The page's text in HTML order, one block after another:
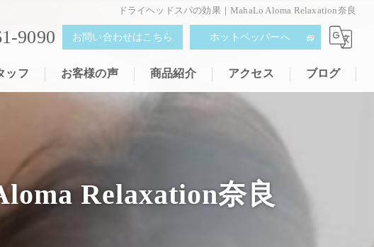
ドライヘッドスパの効果｜MahaLo Aloma Relaxation奈良
9090 お問い合わせはこちら ホットペッパーへ
ッフ お客様の声 商品紹介 アクセス ブログ
Relaxation奈良